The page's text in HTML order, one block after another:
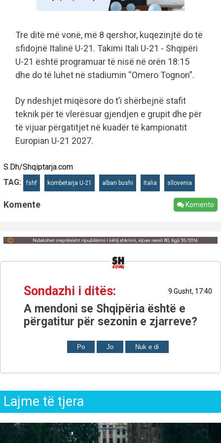
Tre ditë më vonë, më 8 qershor, kuqezinjtë do të
sfidojnë Italinë U-21. Takimi Itali U-21 - Shqipëri
U-21 është programuar të nisë në orën 18:15
dhe do të luhet në stadiumin “Omero Tognon”.
Dy ndeshjet miqësore do t’i shërbejnë stafit
teknik për të vlerësuar gjendjen e grupit dhe për
të vijuar përgatitjet në kuadër të kampionatit
Europian U-21 2027.
S.Dh/Shqiptarja.com
TAG:
fshf kombetarja U-21 alban bushi Italia sllovenia
Komente Komento
Sondazhi i ditës: 9 Gusht, 17:40
A mendoni se Shqipëria është e
përgatitur për sezonin e zjarreve?
Po Jo Nuk e di
Lajme të tjera